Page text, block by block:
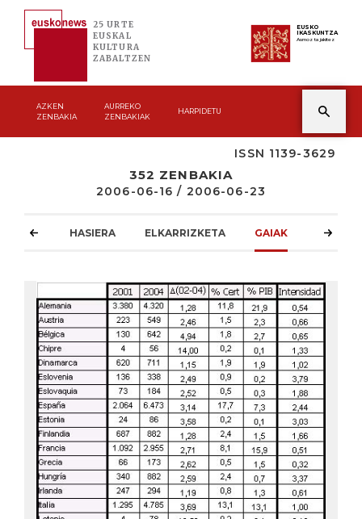
25 URTE
EUSKAL
KULTURA
ZABALTZEN
EUSKO
IKASKUNTZA
Asmoz ta jakitez
AZKEN
ZENBAKIA
AURREKO
ZENBAKIAK
HARPIDETU
ISSN 1139-3629
352 ZENBAKIA
2006-06-16 / 2006-06-23
HASIERA ELKARRIZKETA GAIAK